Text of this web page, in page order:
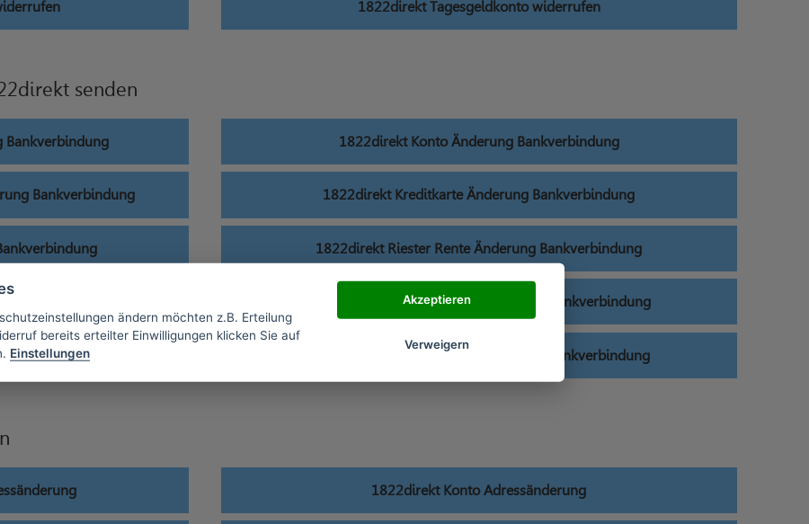
1822direkt Tagesgeldkonto widerrufen
senden
Bankverbindung
Bankverbindung
1822direkt Konto Änderung Bankverbindung
1822direkt Kreditkarte Änderung Bankverbindung
1822direkt Riester Rente Änderung Bankverbindung
1822direkt SparkassenCard Änderung Bankverbindung
1822direkt Tagesgeldkonto Änderung Bankverbindung
1822direkt Konto Adressänderung
ändern möchten z.B. Erteilung
bereits erteilter Einwilligungen klicken Sie auf
Einstellungen
Akzeptieren
Verweigern